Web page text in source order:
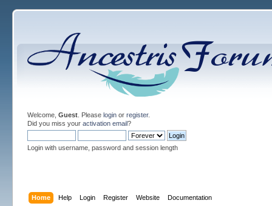
Welcome, Guest. Please loginor register.
Did you miss your activation email?
Login with username, password and session length
Home Help Login Register Website Documentation